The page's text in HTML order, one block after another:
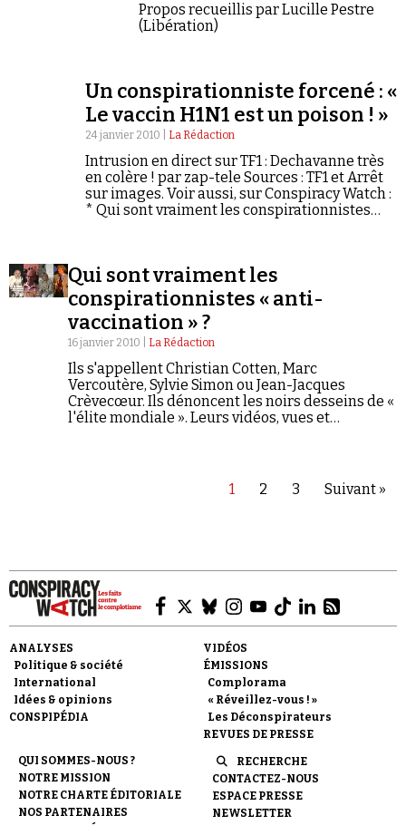
Propos recueillis par Lucille Pestre
(Libération)
Un conspirationniste forcené : «
Le vaccin H1N1 est un poison ! »
24 janvier 2010 | La Rédaction
Intrusion en direct sur TF1 : Dechavanne très
en colère ! par zap-tele Sources : TF1 et Arrêt
sur images. Voir aussi, sur Conspiracy Watch :
* Qui sont vraiment les conspirationnistes
Qui sont vraiment les
conspirationnistes « anti-
vaccination » ?
16 janvier 2010 | La Rédaction
Ils s'appellent Christian Cotten, Marc
Vercoutère, Sylvie Simon ou Jean-Jacques
Crèvecœur. Ils dénoncent les noirs desseins de «
l'élite mondiale ». Leurs vidéos, vues et
1 2 3 Suivant »
ANALYSES
Politique & société
International
Idées & opinions
CONSPIPÉDIA
VIDÉOS
ÉMISSIONS
Complorama
« Réveillez-vous ! »
Les Déconspirateurs
REVUES DE PRESSE
QUI SOMMES-NOUS ?
NOTRE MISSION
NOTRE CHARTE ÉDITORIALE
NOS PARTENAIRES
RECHERCHE
CONTACTEZ-NOUS
ESPACE PRESSE
NEWSLETTER